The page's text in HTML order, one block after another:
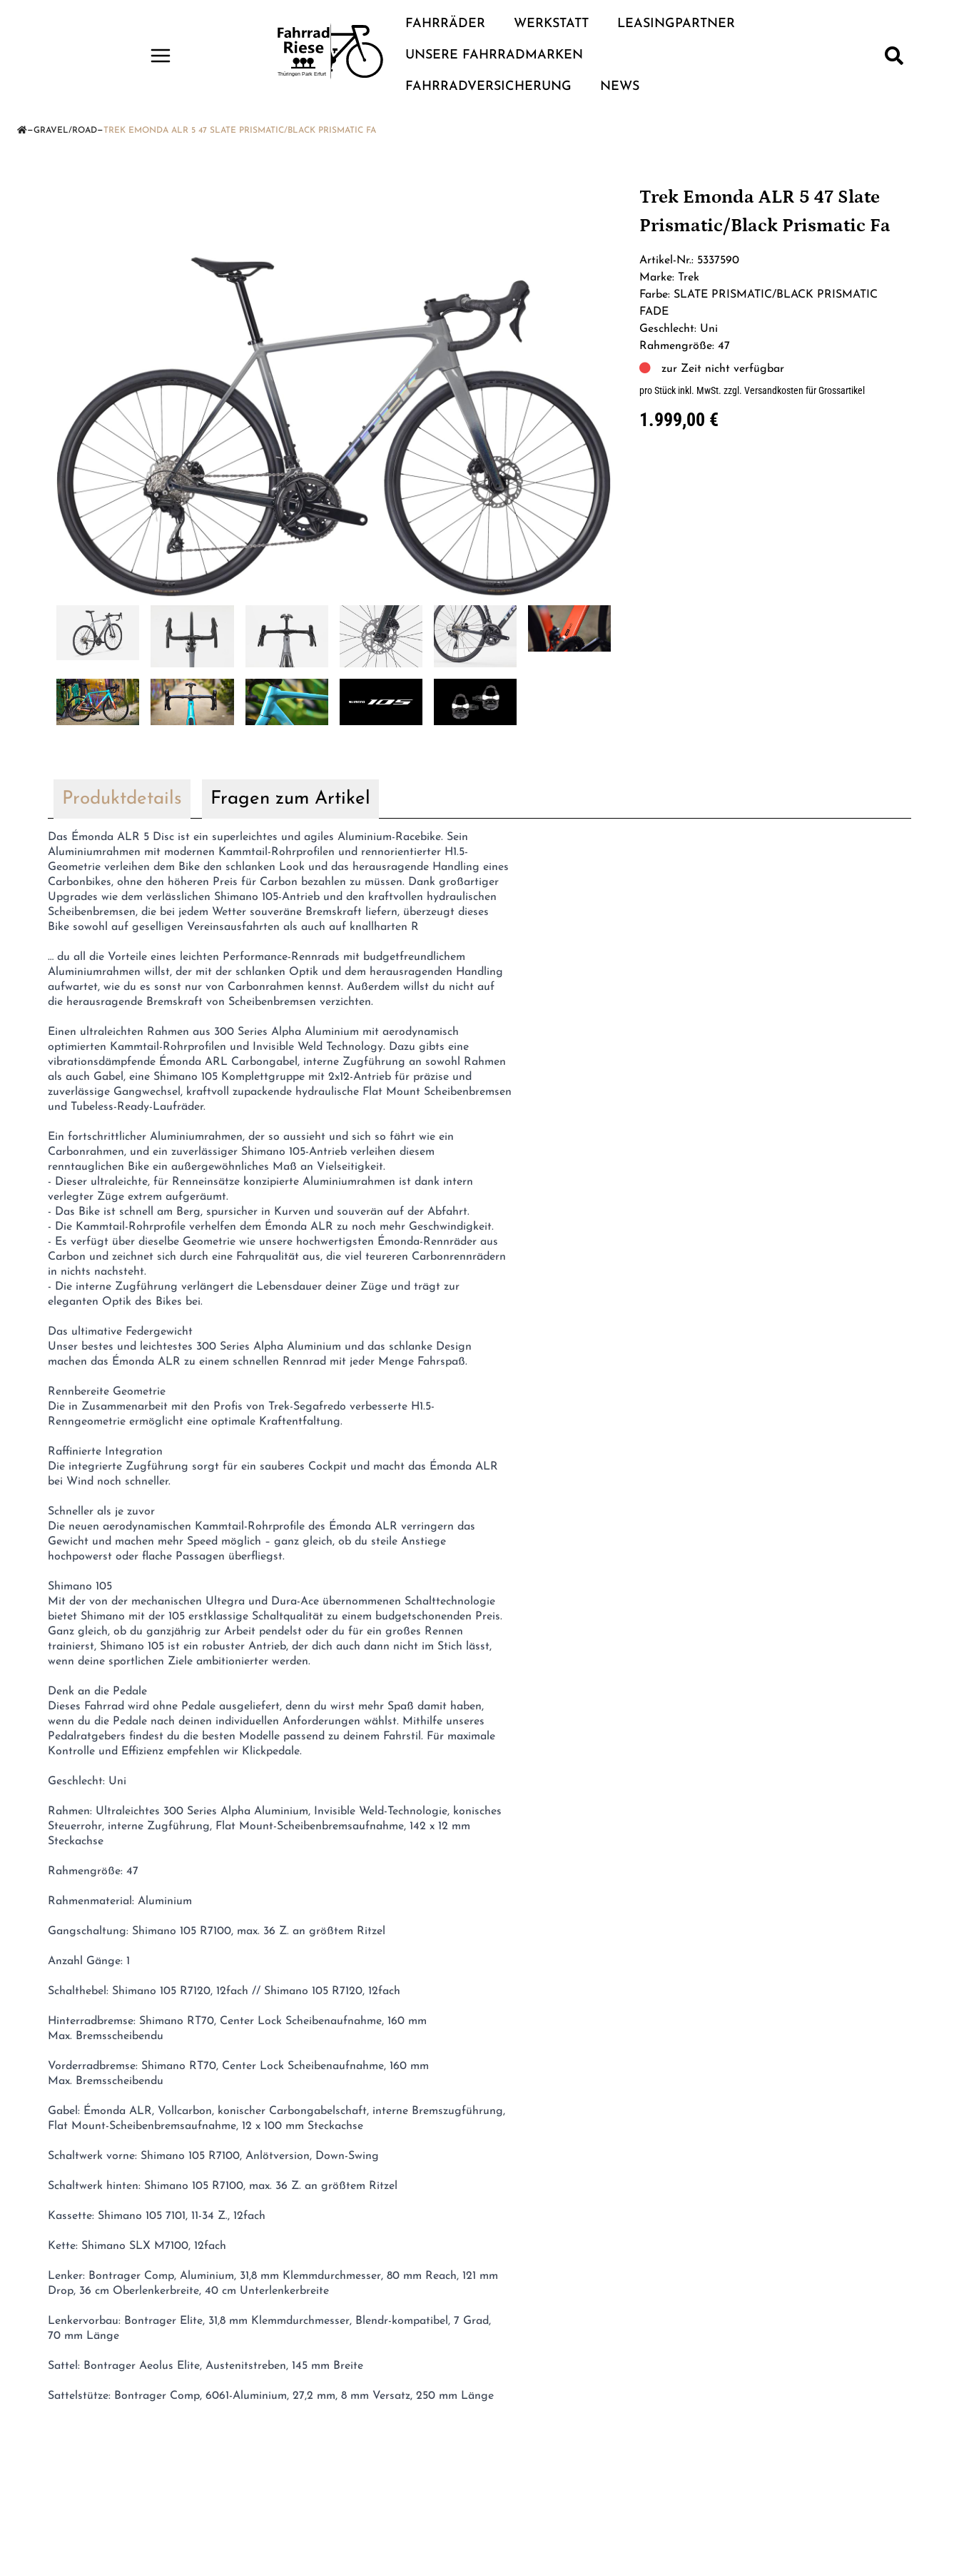
FAHRRÄDER WERKSTATT LEASINGPARTNER
UNSERE FAHRRADMARKEN
FAHRRADVERSICHERUNG NEWS
—GRAVEL/ROAD—TREK EMONDA ALR 5 47 SLATE PRISMATIC/BLACK PRISMATIC FA
Trek Emonda ALR 5 47 Slate
Prismatic/Black Prismatic Fa
Artikel-Nr.: 5337590
Marke: Trek
Farbe: SLATE PRISMATIC/BLACK PRISMATIC
FADE
Geschlecht: Uni
Rahmengröße: 47
zur Zeit nicht verfügbar
pro Stück inkl. MwSt.zzgl. Versandkosten für Grossartikel
1.999,00 €
Produktdetails Fragen zum Artikel
Das Émonda ALR 5 Disc ist ein superleichtes und agiles Aluminium-Racebike. Sein
Aluminiumrahmen mit modernen Kammtail-Rohrprofilen und rennorientierter H1.5-
Geometrie verleihen dem Bike den schlanken Look und das herausragende Handling eines
Carbonbikes, ohne den höheren Preis für Carbon bezahlen zu müssen. Dank großartiger
Upgrades wie dem verlässlichen Shimano 105-Antrieb und den kraftvollen hydraulischen
Scheibenbremsen, die bei jedem Wetter souveräne Bremskraft liefern, überzeugt dieses
Bike sowohl auf geselligen Vereinsausfahrten als auch auf knallharten R
… du all die Vorteile eines leichten Performance-Rennrads mit budgetfreundlichem
Aluminiumrahmen willst, der mit der schlanken Optik und dem herausragenden Handling
aufwartet, wie du es sonst nur von Carbonrahmen kennst. Außerdem willst du nicht auf
die herausragende Bremskraft von Scheibenbremsen verzichten.
Einen ultraleichten Rahmen aus 300 Series Alpha Aluminium mit aerodynamisch
optimierten Kammtail-Rohrprofilen und Invisible Weld Technology. Dazu gibts eine
vibrationsdämpfende Émonda ARL Carbongabel, interne Zugführung an sowohl Rahmen
als auch Gabel, eine Shimano 105 Komplettgruppe mit 2x12-Antrieb für präzise und
zuverlässige Gangwechsel, kraftvoll zupackende hydraulische Flat Mount Scheibenbremsen
und Tubeless-Ready-Laufräder.
Ein fortschrittlicher Aluminiumrahmen, der so aussieht und sich so fährt wie ein
Carbonrahmen, und ein zuverlässiger Shimano 105-Antrieb verleihen diesem
renntauglichen Bike ein außergewöhnliches Maß an Vielseitigkeit.
- Dieser ultraleichte, für Renneinsätze konzipierte Aluminiumrahmen ist dank intern
verlegter Züge extrem aufgeräumt.
- Das Bike ist schnell am Berg, spursicher in Kurven und souverän auf der Abfahrt.
- Die Kammtail-Rohrprofile verhelfen dem Émonda ALR zu noch mehr Geschwindigkeit.
- Es verfügt über dieselbe Geometrie wie unsere hochwertigsten Émonda-Rennräder aus
Carbon und zeichnet sich durch eine Fahrqualität aus, die viel teureren Carbonrennrädern
in nichts nachsteht.
- Die interne Zugführung verlängert die Lebensdauer deiner Züge und trägt zur
eleganten Optik des Bikes bei.
Das ultimative Federgewicht
Unser bestes und leichtestes 300 Series Alpha Aluminium und das schlanke Design
machen das Émonda ALR zu einem schnellen Rennrad mit jeder Menge Fahrspaß.
Rennbereite Geometrie
Die in Zusammenarbeit mit den Profis von Trek-Segafredo verbesserte H1.5-
Renngeometrie ermöglicht eine optimale Kraftentfaltung.
Raffinierte Integration
Die integrierte Zugführung sorgt für ein sauberes Cockpit und macht das Émonda ALR
bei Wind noch schneller.
Schneller als je zuvor
Die neuen aerodynamischen Kammtail-Rohrprofile des Émonda ALR verringern das
Gewicht und machen mehr Speed möglich – ganz gleich, ob du steile Anstiege
hochpowerst oder flache Passagen überfliegst.
Shimano 105
Mit der von der mechanischen Ultegra und Dura-Ace übernommenen Schalttechnologie
bietet Shimano mit der 105 erstklassige Schaltqualität zu einem budgetschonenden Preis.
Ganz gleich, ob du ganzjährig zur Arbeit pendelst oder du für ein großes Rennen
trainierst, Shimano 105 ist ein robuster Antrieb, der dich auch dann nicht im Stich lässt,
wenn deine sportlichen Ziele ambitionierter werden.
Denk an die Pedale
Dieses Fahrrad wird ohne Pedale ausgeliefert, denn du wirst mehr Spaß damit haben,
wenn du die Pedale nach deinen individuellen Anforderungen wählst. Mithilfe unseres
Pedalratgebers findest du die besten Modelle passend zu deinem Fahrstil. Für maximale
Kontrolle und Effizienz empfehlen wir Klickpedale.
Geschlecht: Uni
Rahmen: Ultraleichtes 300 Series Alpha Aluminium, Invisible Weld-Technologie, konisches
Steuerrohr, interne Zugführung, Flat Mount-Scheibenbremsaufnahme, 142 x 12 mm
Steckachse
Rahmengröße: 47
Rahmenmaterial: Aluminium
Gangschaltung: Shimano 105 R7100, max. 36 Z. an größtem Ritzel
Anzahl Gänge: 1
Schalthebel: Shimano 105 R7120, 12fach // Shimano 105 R7120, 12fach
Hinterradbremse: Shimano RT70, Center Lock Scheibenaufnahme, 160 mm
Max. Bremsscheibendu
Vorderradbremse: Shimano RT70, Center Lock Scheibenaufnahme, 160 mm
Max. Bremsscheibendu
Gabel: Émonda ALR, Vollcarbon, konischer Carbongabelschaft, interne Bremszugführung,
Flat Mount-Scheibenbremsaufnahme, 12 x 100 mm Steckachse
Schaltwerk vorne: Shimano 105 R7100, Anlötversion, Down-Swing
Schaltwerk hinten: Shimano 105 R7100, max. 36 Z. an größtem Ritzel
Kassette: Shimano 105 7101, 11-34 Z., 12fach
Kette: Shimano SLX M7100, 12fach
Lenker: Bontrager Comp, Aluminium, 31,8 mm Klemmdurchmesser, 80 mm Reach, 121 mm
Drop, 36 cm Oberlenkerbreite, 40 cm Unterlenkerbreite
Lenkervorbau: Bontrager Elite, 31,8 mm Klemmdurchmesser, Blendr-kompatibel, 7 Grad,
70 mm Länge
Sattel: Bontrager Aeolus Elite, Austenitstreben, 145 mm Breite
Sattelstütze: Bontrager Comp, 6061-Aluminium, 27,2 mm, 8 mm Versatz, 250 mm Länge